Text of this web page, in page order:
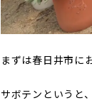
まずは春日井市に
サボテンというと